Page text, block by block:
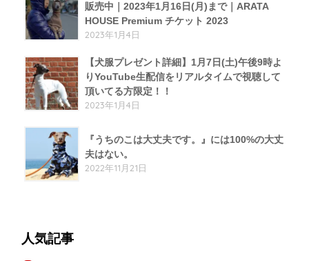
販売中｜2023年1月16日(月)まで｜ARATA
HOUSE Premium チケット 2023
2023年1月4日
【犬服プレゼント詳細】1月7日(土)午後9時よ
りYouTube生配信をリアルタイムで視聴して
頂いてる方限定！！
2023年1月4日
『うちのこは大丈夫です。』には100%の大丈
夫はない。
2022年11月21日
人気記事